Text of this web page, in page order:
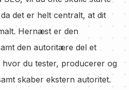
det er helt centralt, at dit
Hernæst er den
den autoritære del et
hvor du tester, producerer og
skaber ekstern autoritet.